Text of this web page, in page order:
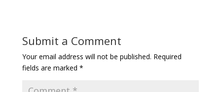
Submit a Comment
Your email address will not be published. Required
fields are marked *